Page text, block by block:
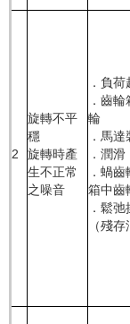
2
旋轉不平
穩
旋轉時產
生不正常
之噪音
．負
．齒
輪
．馬
．潤滑
．蝸
箱中齒
．鬆
（殘存